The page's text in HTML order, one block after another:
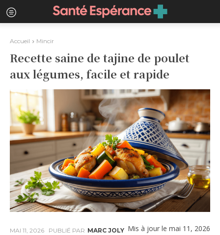
Accueil Mincir
Recette saine de tajine de poulet
aux légumes, facile et rapide
MAI 11, 2026 Mis à jour le mai 11, 2026
PUBLIÉ PAR MARC JOLY